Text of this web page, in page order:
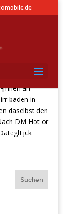
an dieser
an
baden in
daselbst den
DM Hot or